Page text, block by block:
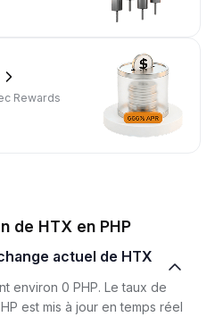
Rewards
de HTX en PHP
environ 0 PHP. Le taux de
est mis à jour en temps réel